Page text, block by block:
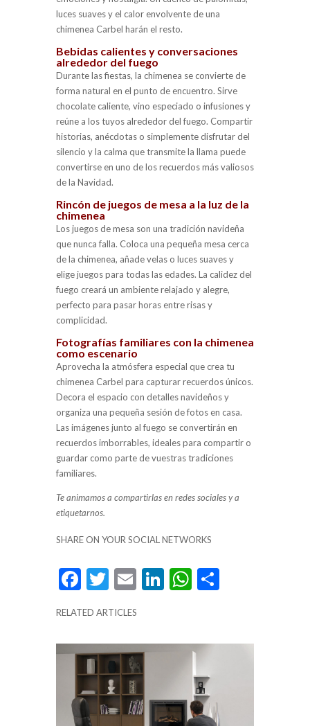
luces suaves y el calor envolvente de una
chimenea Carbel harán el resto.
Bebidas calientes y conversaciones
alrededor del fuego
Durante las fiestas, la chimenea se convierte de
forma natural en el punto de encuentro. Sirve
chocolate caliente, vino especiado o infusiones y
reúne a los tuyos alrededor del fuego. Compartir
historias, anécdotas o simplemente disfrutar del
silencio y la calma que transmite la llama puede
convertirse en uno de los recuerdos más valiosos
de la Navidad.
Rincón de juegos de mesa a la luz de la
chimenea
Los juegos de mesa son una tradición navideña
que nunca falla. Coloca una pequeña mesa cerca
de la chimenea, añade velas o luces suaves y
elige juegos para todas las edades. La calidez del
fuego creará un ambiente relajado y alegre,
perfecto para pasar horas entre risas y
complicidad.
Fotografías familiares con la chimenea
como escenario
Aprovecha la atmósfera especial que crea tu
chimenea Carbel para capturar recuerdos únicos.
Decora el espacio con detalles navideños y
organiza una pequeña sesión de fotos en casa.
Las imágenes junto al fuego se convertirán en
recuerdos imborrables, ideales para compartir o
guardar como parte de vuestras tradiciones
familiares.
Te animamos a compartirlas en redes sociales y a
etiquetarnos.
SHARE ON YOUR SOCIAL NETWORKS
F
e
b
o
o
k
T
itt
er
E
ai
l
Li
dI
W
s
A
p
p
C
p
r
RELATED ARTICLES